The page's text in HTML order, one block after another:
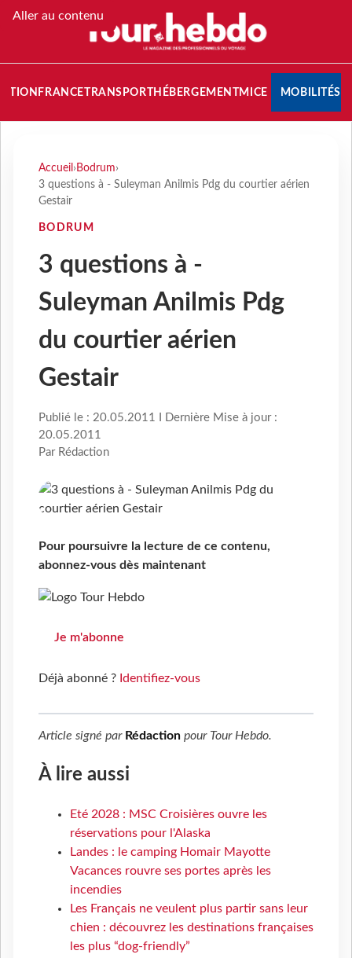
Aller au contenu
FRANCETRANSPORT HÉBERGEMENTMICE MOBILITÉS
Accueil › Bodrum›
3 questions à - Suleyman Anilmis Pdg du courtier aérien
Gestair
BODRUM
3 questions à -
Suleyman Anilmis Pdg
du courtier aérien
Gestair
Publié le : 20.05.2011 I Dernière Mise à jour :
20.05.2011
Par Rédaction
Pour poursuivre la lecture de ce contenu,
abonnez-vous dès maintenant
Je m'abonne
Déjà abonné ? Identifiez-vous
Article signé par Rédaction pour Tour Hebdo.
À lire aussi
Eté 2028 : MSC Croisières ouvre les
réservations pour l'Alaska
Landes : le camping Homair Mayotte
Vacances rouvre ses portes après les
incendies
Les Français ne veulent plus partir sans leur
chien : découvrez les destinations françaises
les plus “dog-friendly”